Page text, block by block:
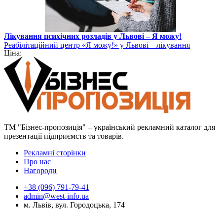
Лікування психічних розладів у Львові – Я можу!
Реабілітаційний центр «Я можу!» у Львові – лікування
залежностей
Ціна:
ТМ "Бізнес-пропозиція" – український рекламний каталог для
презентації підприємств та товарів.
Рекламні сторінки
Про нас
Нагороди
+38 (096) 791-79-41
admin@west-info.ua
м. Львів, вул. Городоцька, 174